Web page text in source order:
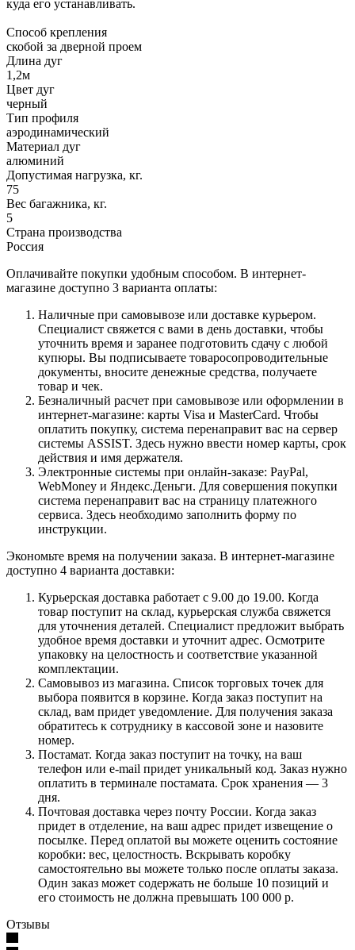
куда его устанавливать.
Способ крепления
скобой за дверной проем
Длина дуг
1,2м
Цвет дуг
черный
Тип профиля
аэродинамический
Материал дуг
алюминий
Допустимая нагрузка, кг.
75
Вес багажника, кг.
5
Страна производства
Россия
Оплачивайте покупки удобным способом. В интернет-
магазине доступно 3 варианта оплаты:
Наличные при самовывозе или доставке курьером.
Специалист свяжется с вами в день доставки, чтобы
уточнить время и заранее подготовить сдачу с любой
купюры. Вы подписываете товаросопроводительные
документы, вносите денежные средства, получаете
товар и чек.
Безналичный расчет при самовывозе или оформлении в
интернет-магазине: карты Visa и MasterCard. Чтобы
оплатить покупку, система перенаправит вас на сервер
системы ASSIST. Здесь нужно ввести номер карты, срок
действия и имя держателя.
Электронные системы при онлайн-заказе: PayPal,
WebMoney и Яндекс.Деньги. Для совершения покупки
система перенаправит вас на страницу платежного
сервиса. Здесь необходимо заполнить форму по
инструкции.
Экономьте время на получении заказа. В интернет-магазине
доступно 4 варианта доставки:
Курьерская доставка работает с 9.00 до 19.00. Когда
товар поступит на склад, курьерская служба свяжется
для уточнения деталей. Специалист предложит выбрать
удобное время доставки и уточнит адрес. Осмотрите
упаковку на целостность и соответствие указанной
комплектации.
Самовывоз из магазина. Список торговых точек для
выбора появится в корзине. Когда заказ поступит на
склад, вам придет уведомление. Для получения заказа
обратитесь к сотруднику в кассовой зоне и назовите
номер.
Постамат. Когда заказ поступит на точку, на ваш
телефон или e-mail придет уникальный код. Заказ нужно
оплатить в терминале постамата. Срок хранения — 3
дня.
Почтовая доставка через почту России. Когда заказ
придет в отделение, на ваш адрес придет извещение о
посылке. Перед оплатой вы можете оценить состояние
коробки: вес, целостность. Вскрывать коробку
самостоятельно вы можете только после оплаты заказа.
Один заказ может содержать не больше 10 позиций и
его стоимость не должна превышать 100 000 р.
Отзывы